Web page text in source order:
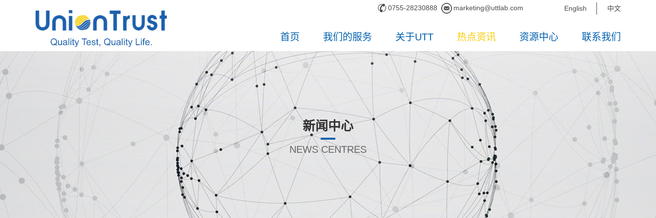
0755-28230888 marketing@uttlab.com English 中文
首页 我们的服务 关于UTT 热点资讯 资源中心 联系我们
新闻中心
NEWS CENTRES